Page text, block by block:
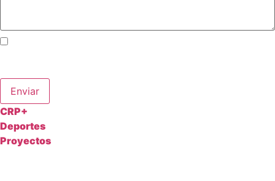
Enviar
CRP+
Deportes
Proyectos